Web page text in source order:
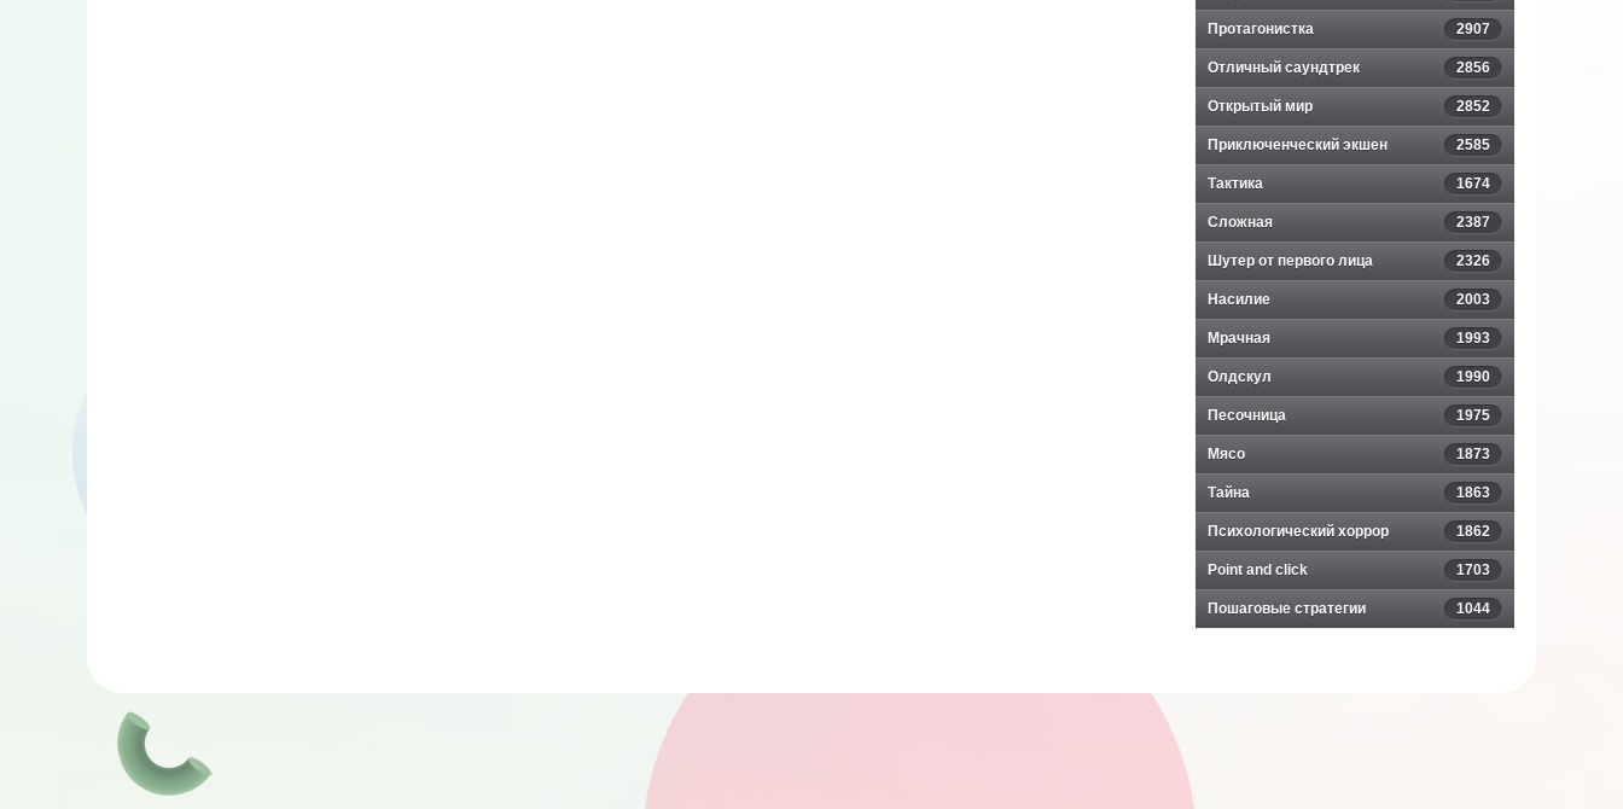
Протагонистка 2907
Отличный саундтрек 2856
Открытый мир 2852
Приключенческий экшен 2585
Тактика 1674
Сложная 2387
Шутер от первого лица 2326
Насилие 2003
Мрачная 1993
Олдскул 1990
Песочница 1975
Мясо 1873
Тайна 1863
Психологический хоррор 1862
Point and click 1703
Пошаговые стратегии 1044